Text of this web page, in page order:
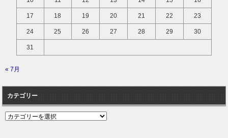
17 18 19 20 21 22 23
24 25 26 27 28 29 30
31
« 7月
カテゴリー
カ